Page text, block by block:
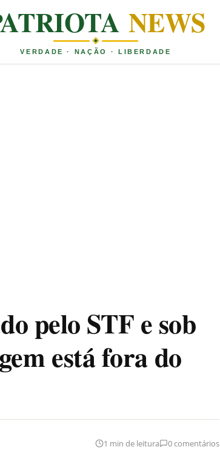
NEWS
VERDADE · NAÇÃO · LIBERDADE
pelo STF e sob
está fora do
1 min de leitura 0 comentários